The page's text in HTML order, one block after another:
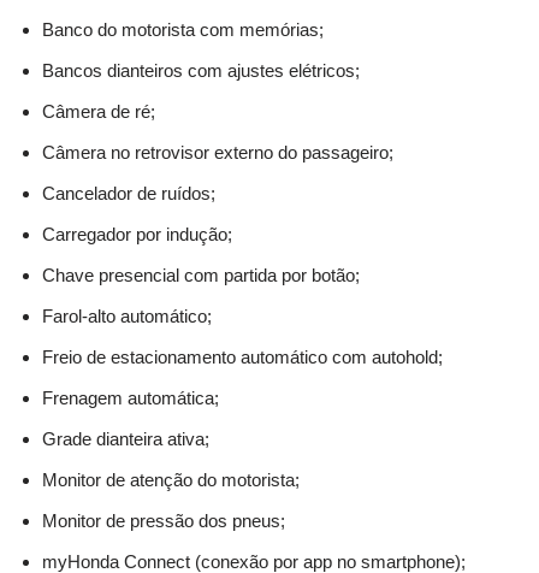
Banco do motorista com memórias;
Bancos dianteiros com ajustes elétricos;
Câmera de ré;
Câmera no retrovisor externo do passageiro;
Cancelador de ruídos;
Carregador por indução;
Chave presencial com partida por botão;
Farol-alto automático;
Freio de estacionamento automático com autohold;
Frenagem automática;
Grade dianteira ativa;
Monitor de atenção do motorista;
Monitor de pressão dos pneus;
myHonda Connect (conexão por app no smartphone);